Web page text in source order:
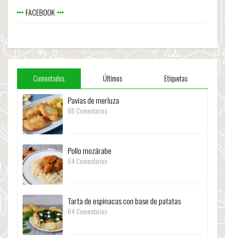
FACEBOOK
Comentados Últimos Etiquetas
Pavías de merluza
66 Comentarios
Pollo mozárabe
64 Comentarios
Tarta de espinacas con base de patatas
64 Comentarios